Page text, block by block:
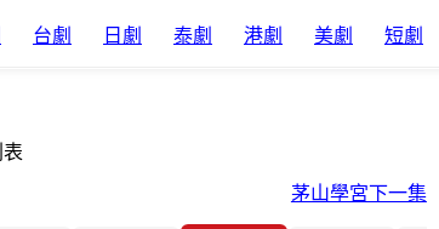
台劇 日劇 泰劇 港劇 美劇 短劇
茅山學宮下一集